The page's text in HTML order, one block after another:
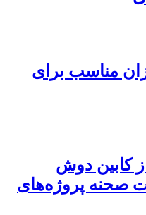
مناسب برای
کابین دوش
صحنه پروژه‌های